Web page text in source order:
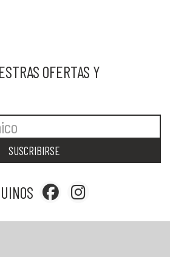
OFERTAS Y
SUSCRIBIRSE